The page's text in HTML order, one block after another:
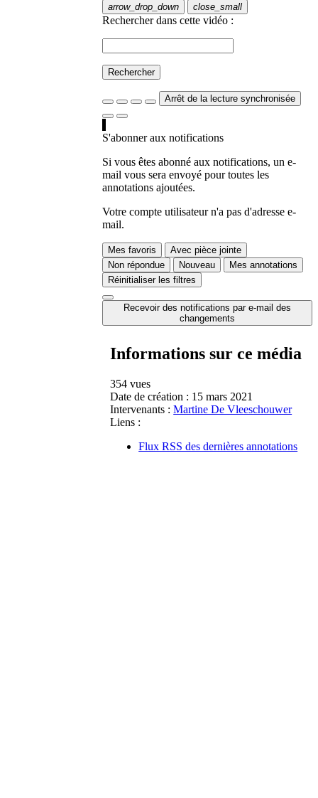
arrow_drop_down
close_small
Rechercher dans cette vidéo :
Rechercher
Arrêt de la lecture synchronisée
S'abonner aux notifications
Si vous êtes abonné aux notifications, un e-
mail vous sera envoyé pour toutes les
annotations ajoutées.
Votre compte utilisateur n'a pas d'adresse e-
mail.
Mes favoris
Avec pièce jointe
Non répondue
Nouveau
Mes annotations
Réinitialiser les filtres
Recevoir des notifications par e-mail des
changements
Informations sur ce média
354 vues
Date de création : 15 mars 2021
Intervenants : Martine De Vleeschouwer
Liens :
Flux RSS des dernières annotations